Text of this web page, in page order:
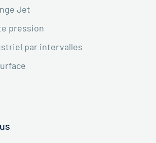
Jet
pression
par intervalles